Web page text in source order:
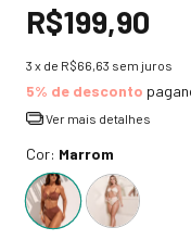
R$199,90
3 x de R$66,63 sem juros
5% de desconto
Ver mais detalhes
Cor: Marrom